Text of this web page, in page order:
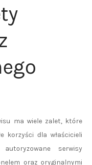
ma wiele zalet, które
korzyści dla właścicieli
serwisy
oraz oryginalnymi